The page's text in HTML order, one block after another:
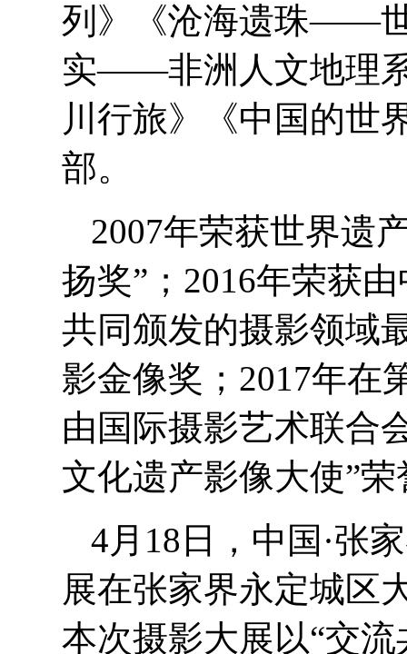
列》《沧海遗珠——
实——非洲人文地理
川行旅》《中国的世
部。
2007年荣获世界遗
扬奖”；2016年荣获
共同颁发的摄影领
影金像奖；2017年在
由国际摄影艺术联合
文化遗产影像大使”
4月18日，中国·张
展在张家界永定城区
本次摄影大展以“交